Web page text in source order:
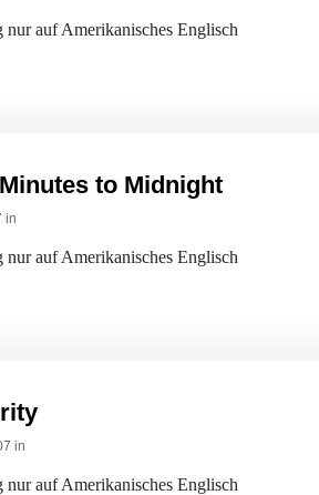
nur auf Amerikanisches Englisch
to Midnight
in
nur auf Amerikanisches Englisch
in
nur auf Amerikanisches Englisch